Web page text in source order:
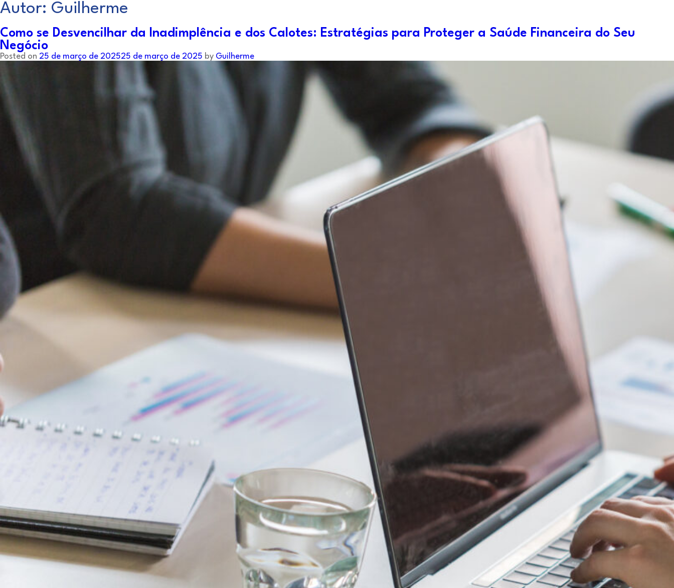
Autor: Guilherme
Como se Desvencilhar da Inadimplência e dos Calotes: Estratégias para Proteger a Saúde Financeira do Seu
Negócio
Posted on 25 de março de 202525 de março de 2025 by Guilherme